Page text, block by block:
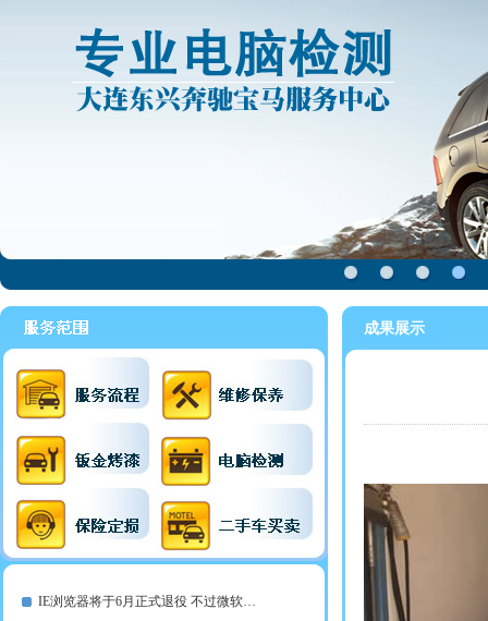
IE浏览器将于6月正式退役 不过微软…
成果展示